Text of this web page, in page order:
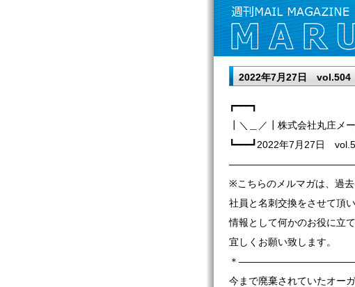
2022年7月27日 vol.504
┏━━━┓
┃＼＿／┃株式会社丸庄メ
┗━━━┛2022年7月27日
※こちらのメルマガは、過去
社員と名刺交換をさせて頂
情報として何かのお役に立
宜しくお願い致します。
＊
今まで廃棄されていたオー